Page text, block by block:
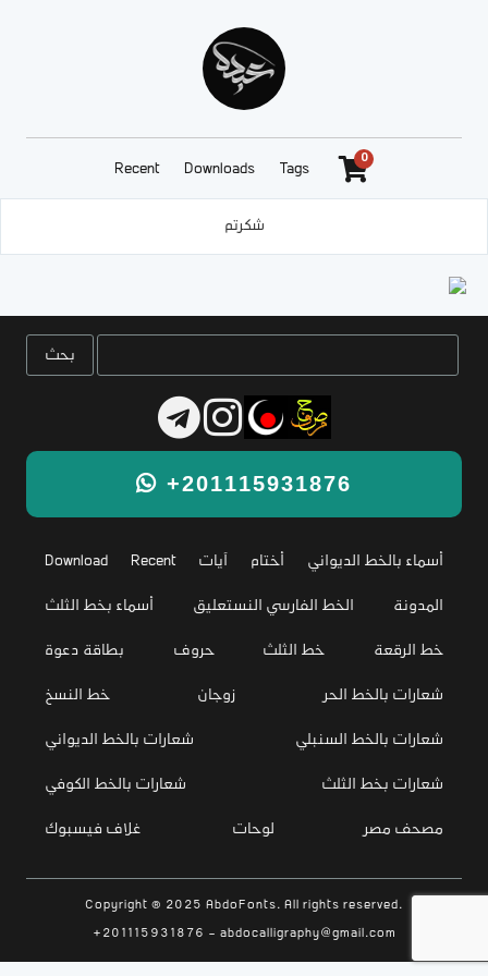
Recent Downloads Tags
0
شكرتم
+201115931876
Download Recent آيات أختام أسماء بالخط الديواني
أسماء بخط الثلث الخط الفارسي النستعليق المدونة
بطاقة دعوة حروف خط الثلث خط الرقعة
خط النسخ زوجان شعارات بالخط الحر
شعارات بالخط الديواني شعارات بالخط السنبلي
شعارات بالخط الكوفي شعارات بخط الثلث
غلاف فيسبوك لوحات مصحف مصر
Copyright © 2025 AbdoFonts. All rights reserved.
+201115931876 - abdocalligraphy@gmail.com